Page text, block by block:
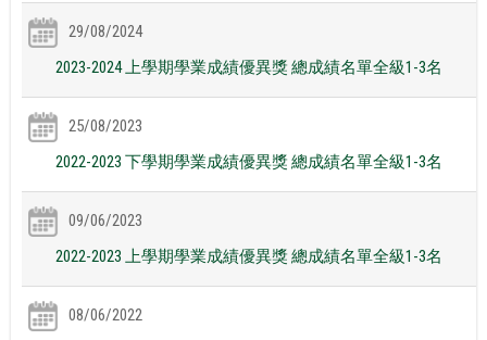
29/08/2024
2023-2024 上學期學業成績優異獎 總成績名單全級1-3名
25/08/2023
2022-2023 下學期學業成績優異獎 總成績名單全級1-3名
09/06/2023
2022-2023 上學期學業成績優異獎 總成績名單全級1-3名
08/06/2022